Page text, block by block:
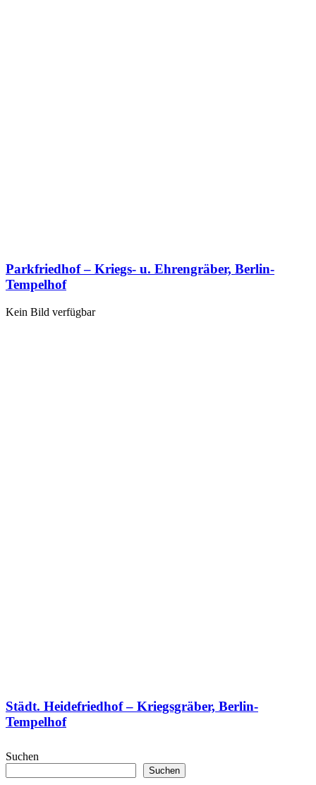
Parkfriedhof – Kriegs- u. Ehrengräber, Berlin-
Tempelhof
Kein Bild verfügbar
Städt. Heidefriedhof – Kriegsgräber, Berlin-
Tempelhof
Suchen
Suchen